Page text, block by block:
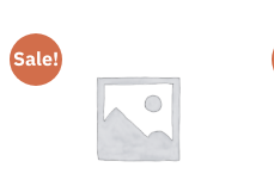
Sale!